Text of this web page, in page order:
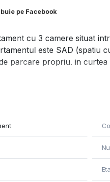
pe Facebook
cu 3 camere situat
este SAD (spatiu
parcare propriu. in